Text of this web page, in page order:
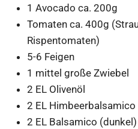
1 Avocado ca. 200g
Tomaten ca. 400g
Rispentomaten)
5-6 Feigen
1 mittel große Zwiebel
2 EL Olivenöl
2 EL Himbeerbalsamico
2 EL Balsamico (dunkel)